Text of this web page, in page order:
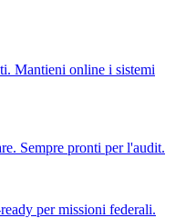
Mantieni online i sistemi
Sempre pronti per l'audit.
per missioni federali.